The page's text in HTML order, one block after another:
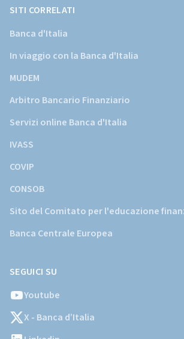
SITI CORRELATI
Banca d'Italia
In viaggio con la Banca d'Italia
MUDEM
Arbitro Bancario Finanziario
Servizi online Banca d'Italia
IVASS
COVIP
CONSOB
Sito del Comitato per l'educazione
Banca Centrale Europea
SEGUICI SU
Youtube
X - Banca d’Italia